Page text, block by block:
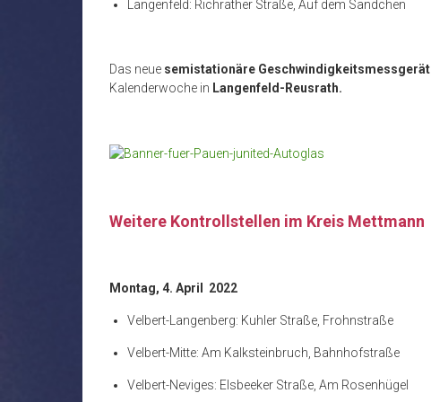
Langenfeld: Richrather Straße, Auf dem Sändchen
Das neue semistationäre Geschwindigkeitsmessgerät
Kalenderwoche in Langenfeld-Reusrath.
Weitere Kontrollstellen im Kreis Mettmann
Montag, 4. April 2022
Velbert-Langenberg: Kuhler Straße, Frohnstraße
Velbert-Mitte: Am Kalksteinbruch, Bahnhofstraße
Velbert-Neviges: Elsbeeker Straße, Am Rosenhügel